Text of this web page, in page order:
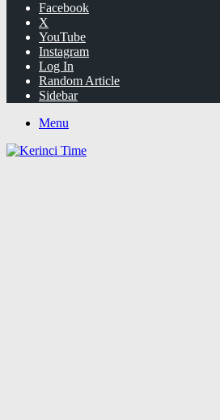
Facebook
X
YouTube
Instagram
Log In
Random Article
Sidebar
Menu